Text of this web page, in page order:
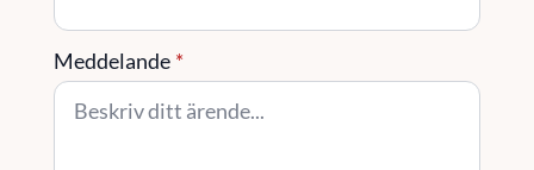
Meddelande *